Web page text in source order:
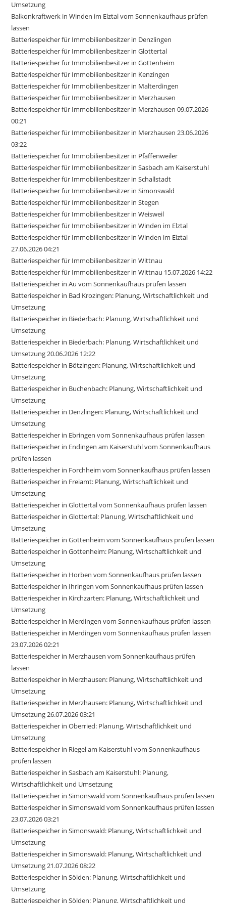
Umsetzung
Balkonkraftwerk in Winden im Elztal vom Sonnenkaufhaus prüfen
lassen
Batteriespeicher für Immobilienbesitzer in Denzlingen
Batteriespeicher für Immobilienbesitzer in Glottertal
Batteriespeicher für Immobilienbesitzer in Gottenheim
Batteriespeicher für Immobilienbesitzer in Kenzingen
Batteriespeicher für Immobilienbesitzer in Malterdingen
Batteriespeicher für Immobilienbesitzer in Merzhausen
Batteriespeicher für Immobilienbesitzer in Merzhausen 09.07.2026
00:21
Batteriespeicher für Immobilienbesitzer in Merzhausen 23.06.2026
03:22
Batteriespeicher für Immobilienbesitzer in Pfaffenweiler
Batteriespeicher für Immobilienbesitzer in Sasbach am Kaiserstuhl
Batteriespeicher für Immobilienbesitzer in Schallstadt
Batteriespeicher für Immobilienbesitzer in Simonswald
Batteriespeicher für Immobilienbesitzer in Stegen
Batteriespeicher für Immobilienbesitzer in Weisweil
Batteriespeicher für Immobilienbesitzer in Winden im Elztal
Batteriespeicher für Immobilienbesitzer in Winden im Elztal
27.06.2026 04:21
Batteriespeicher für Immobilienbesitzer in Wittnau
Batteriespeicher für Immobilienbesitzer in Wittnau 15.07.2026 14:22
Batteriespeicher in Au vom Sonnenkaufhaus prüfen lassen
Batteriespeicher in Bad Krozingen: Planung, Wirtschaftlichkeit und
Umsetzung
Batteriespeicher in Biederbach: Planung, Wirtschaftlichkeit und
Umsetzung
Batteriespeicher in Biederbach: Planung, Wirtschaftlichkeit und
Umsetzung 20.06.2026 12:22
Batteriespeicher in Bötzingen: Planung, Wirtschaftlichkeit und
Umsetzung
Batteriespeicher in Buchenbach: Planung, Wirtschaftlichkeit und
Umsetzung
Batteriespeicher in Denzlingen: Planung, Wirtschaftlichkeit und
Umsetzung
Batteriespeicher in Ebringen vom Sonnenkaufhaus prüfen lassen
Batteriespeicher in Endingen am Kaiserstuhl vom Sonnenkaufhaus
prüfen lassen
Batteriespeicher in Forchheim vom Sonnenkaufhaus prüfen lassen
Batteriespeicher in Freiamt: Planung, Wirtschaftlichkeit und
Umsetzung
Batteriespeicher in Glottertal vom Sonnenkaufhaus prüfen lassen
Batteriespeicher in Glottertal: Planung, Wirtschaftlichkeit und
Umsetzung
Batteriespeicher in Gottenheim vom Sonnenkaufhaus prüfen lassen
Batteriespeicher in Gottenheim: Planung, Wirtschaftlichkeit und
Umsetzung
Batteriespeicher in Horben vom Sonnenkaufhaus prüfen lassen
Batteriespeicher in Ihringen vom Sonnenkaufhaus prüfen lassen
Batteriespeicher in Kirchzarten: Planung, Wirtschaftlichkeit und
Umsetzung
Batteriespeicher in Merdingen vom Sonnenkaufhaus prüfen lassen
Batteriespeicher in Merdingen vom Sonnenkaufhaus prüfen lassen
23.07.2026 02:21
Batteriespeicher in Merzhausen vom Sonnenkaufhaus prüfen
lassen
Batteriespeicher in Merzhausen: Planung, Wirtschaftlichkeit und
Umsetzung
Batteriespeicher in Merzhausen: Planung, Wirtschaftlichkeit und
Umsetzung 26.07.2026 03:21
Batteriespeicher in Oberried: Planung, Wirtschaftlichkeit und
Umsetzung
Batteriespeicher in Riegel am Kaiserstuhl vom Sonnenkaufhaus
prüfen lassen
Batteriespeicher in Sasbach am Kaiserstuhl: Planung,
Wirtschaftlichkeit und Umsetzung
Batteriespeicher in Simonswald vom Sonnenkaufhaus prüfen lassen
Batteriespeicher in Simonswald vom Sonnenkaufhaus prüfen lassen
23.07.2026 03:21
Batteriespeicher in Simonswald: Planung, Wirtschaftlichkeit und
Umsetzung
Batteriespeicher in Simonswald: Planung, Wirtschaftlichkeit und
Umsetzung 21.07.2026 08:22
Batteriespeicher in Sölden: Planung, Wirtschaftlichkeit und
Umsetzung
Batteriespeicher in Sölden: Planung, Wirtschaftlichkeit und